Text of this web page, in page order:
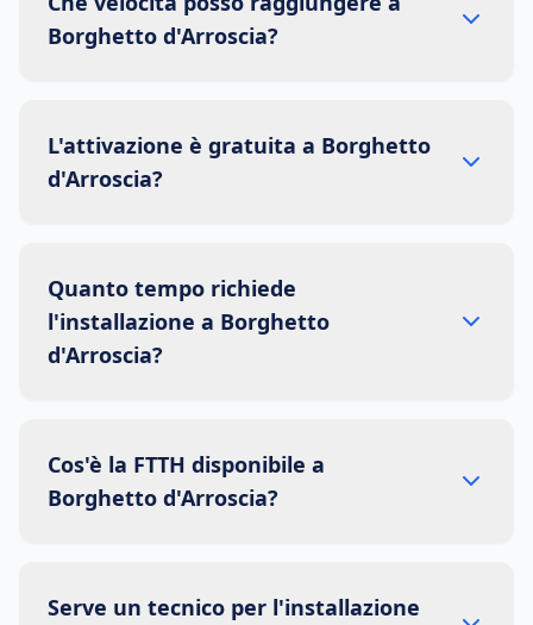
Borghetto d'Arroscia?
L'attivazione è gratuita a Borghetto
d'Arroscia?
Quanto tempo richiede
l'installazione a Borghetto
d'Arroscia?
Cos'è la FTTH disponibile a
Borghetto d'Arroscia?
Serve un tecnico per l'installazione